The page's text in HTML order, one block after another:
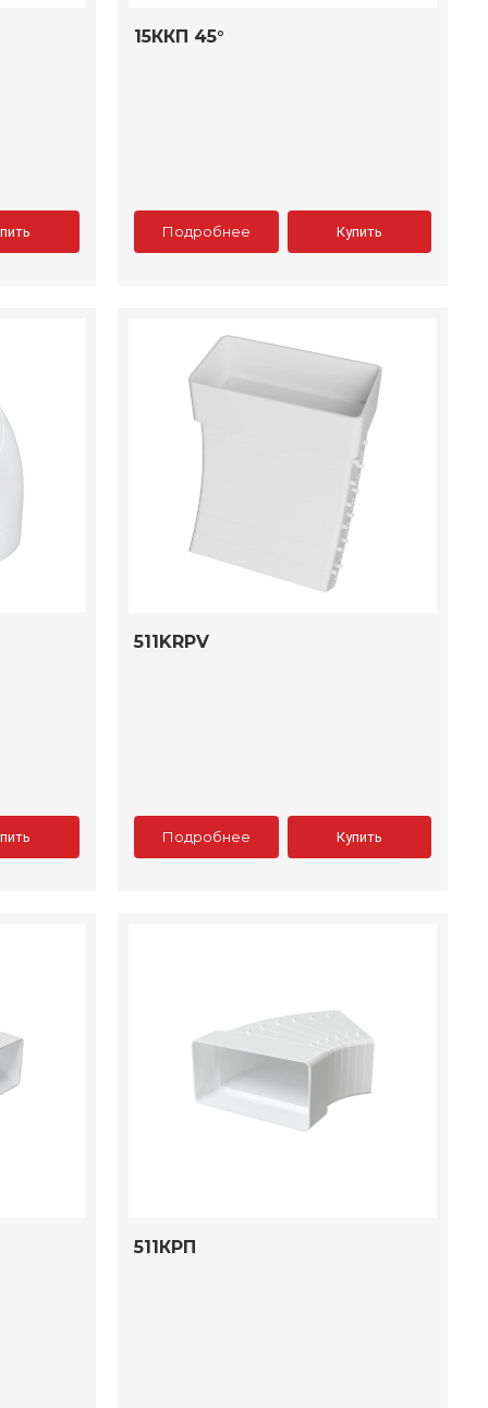
15ККП 45°
Подробнее Купить
511KRPV
Подробнее Купить
511КРП